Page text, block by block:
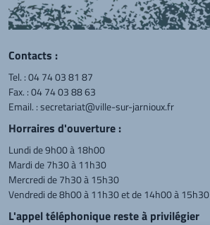
Contacts :
Tel. :04 74 03 81 87
Fax. : 04 74 03 88 63
Email. :secretariat@ville-sur-jarnioux.fr
Horraires d'ouverture :
Lundi de 9h00 à 18h00
Mardi de 7h30 à 11h30
Mercredi de 7h30 à 15h30
Vendredi de 8h00 à 11h30 et de 14h00 à 15h30
L'appel téléphonique reste à privilégier